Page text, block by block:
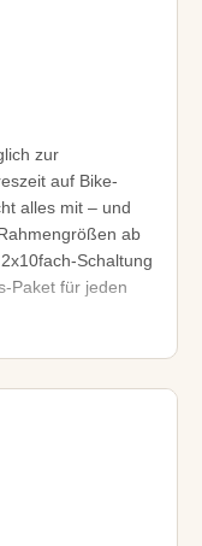
Schaltung plus
zur
auf Bike-
alles mit – und
ab
Schaltung
Paket für jeden
Bite-Reifen
haben Sie jede
im Griff.
Steckachse und
plus